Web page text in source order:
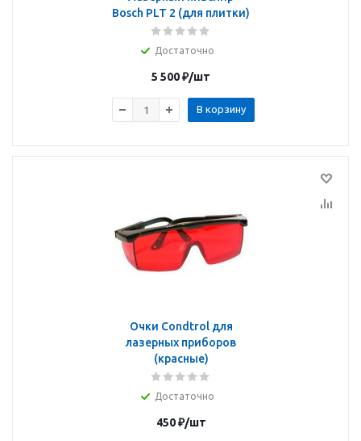
Bosch PLT 2 (для плитки)
Достаточно
5 500₽/шт
В корзину
Очки Condtrol для
лазерных приборов
(красные)
Достаточно
450₽/шт